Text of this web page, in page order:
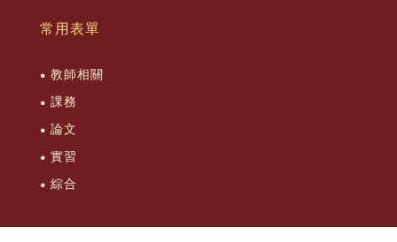
常用表單
教師相關
課務
論文
實習
綜合